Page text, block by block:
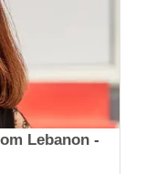
Lebanon -